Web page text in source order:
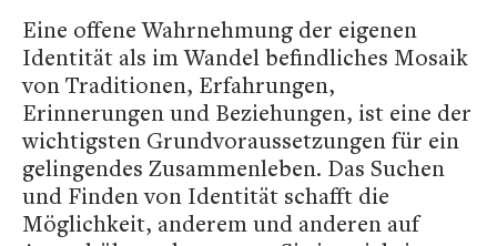
Eine offene Wahrnehmung der eigenen
Identität als im Wandel befindliches Mosaik
von Traditionen, Erfahrungen,
Erinnerungen und Beziehungen, ist eine der
wichtigsten Grundvoraussetzungen für ein
gelingendes Zusammenleben. Das Suchen
und Finden von Identität schafft die
Möglichkeit, anderem und anderen auf